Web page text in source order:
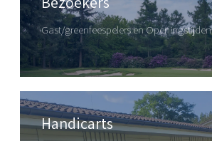
Gast/greenfeespelers en Openingstijden
Handicarts